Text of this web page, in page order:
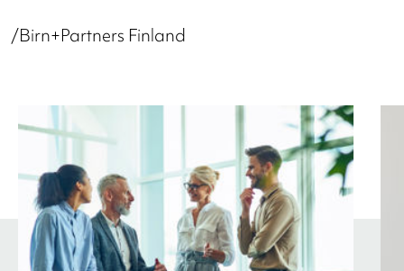
/Birn+Partners Finland